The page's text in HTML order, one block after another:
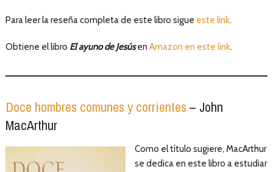
Para leer la reseña completa de este libro sigue este link.
Obtiene el libro El ayuno de Jesúsen Amazon en este link.
Doce hombres comunes y corrientes – John
MacArthur
Como el título sugiere, MacArthur
se dedica en este libro a estudiar